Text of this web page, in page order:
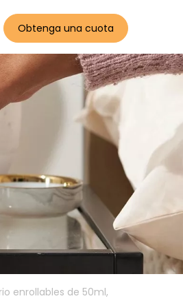
Obtenga una cuota
gratis
enrollables de 50ml,